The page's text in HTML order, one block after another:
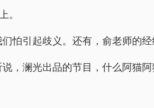
。
怕引起歧义。还有，俞老师的
，澜光出品的节目，什么阿猫